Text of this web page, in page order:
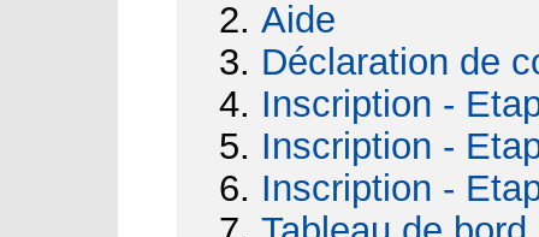
Aide
Déclaration de
Inscription -
Inscription -
Inscription -